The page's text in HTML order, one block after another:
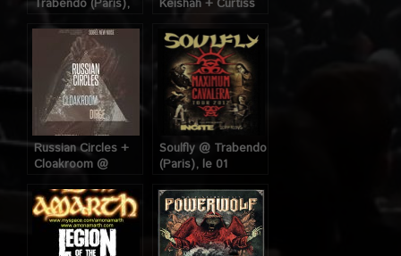
Trabendo (Paris),
Keishah + Curtiss
(Paris), le 29 Mars
2006
Russian Circles +
Cloakroom @
le 16 Mars 2017
Soulfly @ Trabendo
(Paris), le 01